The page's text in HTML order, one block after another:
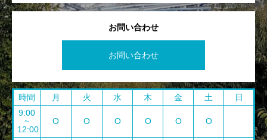
お問い合わせ
お問い合わせ
時間 月 火 水 木 金 土
日
9:00
~
12:00
O O O O O O